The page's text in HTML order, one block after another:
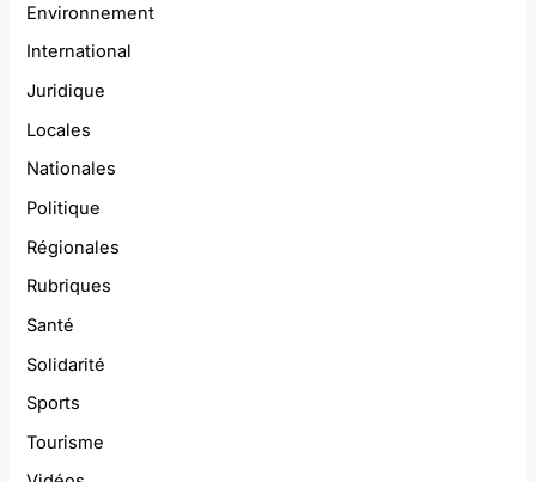
Environnement
International
Juridique
Locales
Nationales
Politique
Régionales
Rubriques
Santé
Solidarité
Sports
Tourisme